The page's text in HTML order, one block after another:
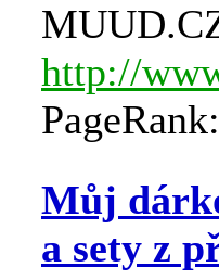
http://
Můj
a sety z